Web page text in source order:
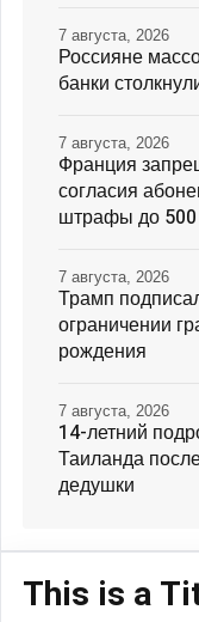
Россияне
банки
7 августа, 2026
Франция
согласия
штрафы до 500
7 августа, 2026
Трамп
ограничении
рождения
7 августа, 2026
14-летний
Таиланда
дедушки
7 августа, 2026
This is a